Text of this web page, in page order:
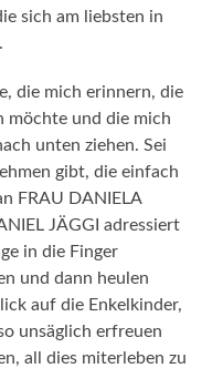
sich am liebsten in
die mich erinnern, die
möchte und die mich
unten ziehen. Sei
gibt, die einfach
FRAU DANIELA
JÄGGI adressiert
in die Finger
und dann heulen
auf die Enkelkinder,
unsäglich erfreuen
all dies miterleben zu